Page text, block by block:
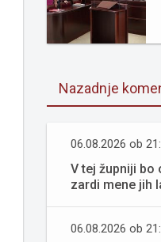
Nazadnje
06.08.2026 ob
V tej župniji bo
zardi mene jih
06.08.2026 ob